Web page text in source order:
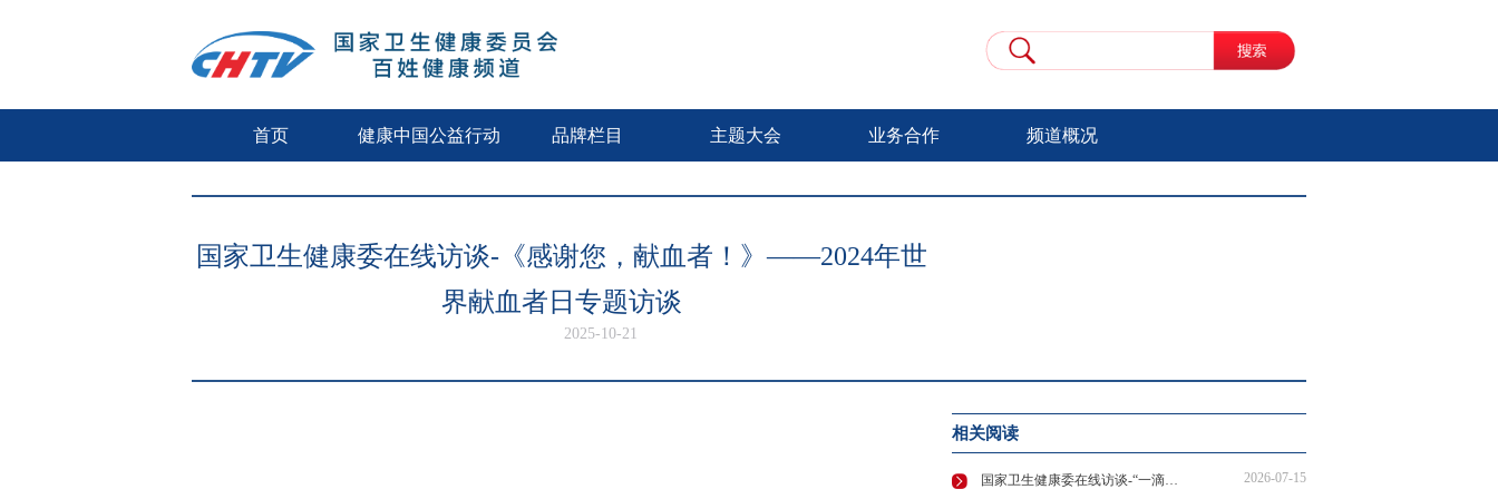
首页 健康中国公益行动 品牌栏目 主题大会 业务合作 频道概况
国家卫生健康委在线访谈-《感谢您，献血者！》——2024年世
界献血者日专题访谈
2025-10-21
相关阅读
国家卫生健康委在线访谈-“一滴热血，一份爱心；无偿献血，挽救生命”在线访谈 2026-07-15